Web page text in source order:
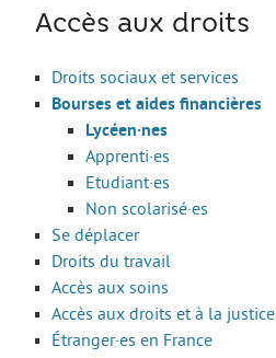
Qui sommes nous
About us
Guide Jeunes
Projets internationaux
Nous contacter
Accès aux droits
Droits sociaux et services
Bourses et aides financières
Lycéen·nes
Apprenti·es
Etudiant·es
Non scolarisé·es
Se déplacer
Droits du travail
Accès aux soins
Accès aux droits et à la justice
Étranger·es en France